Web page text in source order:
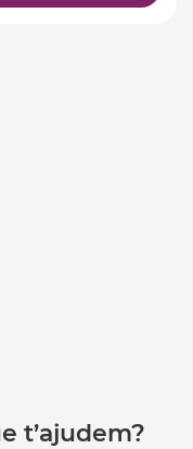
t’ajudem?